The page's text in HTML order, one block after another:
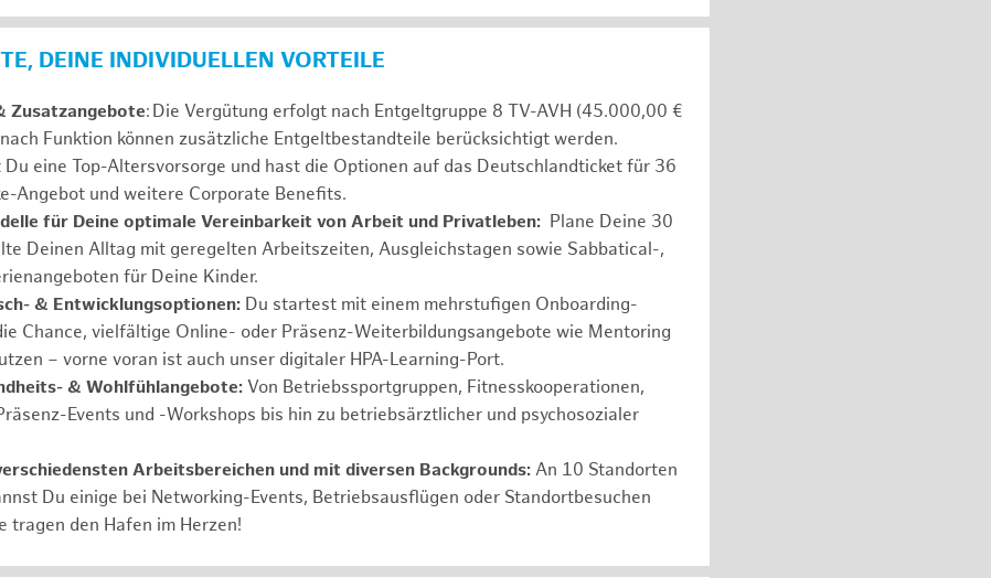
DEINE INDIVIDUELLEN VORTEILE
Zusatzangebote: Die Vergütung erfolgt nach Entgeltgruppe 8 TV-AVH (45.000,00 €
Funktion können zusätzliche Entgeltbestandteile berücksichtigt werden.
eine Top-Altersvorsorge und hast die Optionen auf das Deutschlandticket für 36
Angebot und weitere Corporate Benefits.
für Deine optimale Vereinbarkeit von Arbeit und Privatleben: Plane Deine 30
Deinen Alltag mit geregelten Arbeitszeiten, Ausgleichstagen sowie Sabbatical-,
für Deine Kinder.
& Entwicklungsoptionen: Du startest mit einem mehrstufigen Onboarding-
Chance, vielfältige Online- oder Präsenz-Weiterbildungsangebote wie Mentoring
– vorne voran ist auch unser digitaler HPA-Learning-Port.
& Wohlfühlangebote: Von Betriebssportgruppen, Fitnesskooperationen,
Events und -Workshops bis hin zu betriebsärztlicher und psychosozialer
Arbeitsbereichen und mit diversen Backgrounds: An 10 Standorten
Du einige bei Networking-Events, Betriebsausflügen oder Standortbesuchen
tragen den Hafen im Herzen!